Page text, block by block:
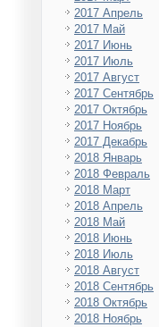
2017 Апрель
2017 Май
2017 Июнь
2017 Июль
2017 Август
2017 Сентябрь
2017 Октябрь
2017 Ноябрь
2017 Декабрь
2018 Январь
2018 Февраль
2018 Март
2018 Апрель
2018 Май
2018 Июнь
2018 Июль
2018 Август
2018 Сентябрь
2018 Октябрь
2018 Ноябрь